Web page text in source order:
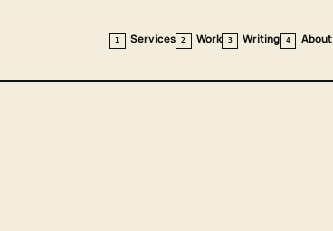
1 Services 2 Work 3 Writing 4 About